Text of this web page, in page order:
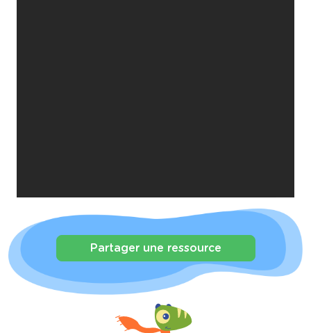
Partager une ressource